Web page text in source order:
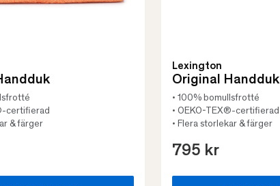
certifierad
& färger
Lexington
Original Handduk
• 100% bomullsfrotté
• OEKO-TEX®-certifierad
• Flera storlekar & färger
795 kr